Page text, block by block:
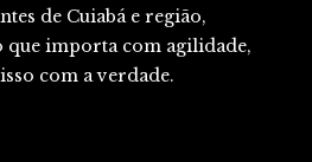
de Cuiabá e região,
que importa com agilidade,
com a verdade.